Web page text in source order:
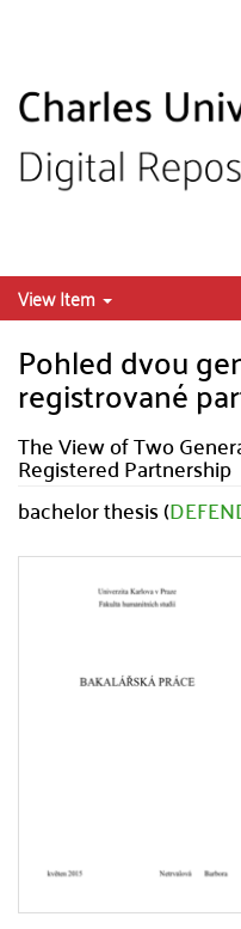
View Item
Pohled dvou
registrované
The View of Two
Registered Partnership
bachelor thesis (